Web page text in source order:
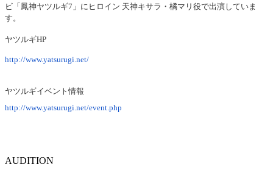
ビ「鳳神ヤツルギ7」にヒロイン 天神キサラ・橘マリ役で出演していま
す。
ヤツルギHP
http://www.yatsurugi.net/
ヤツルギイベント情報
http://www.yatsurugi.net/event.php
AUDITION